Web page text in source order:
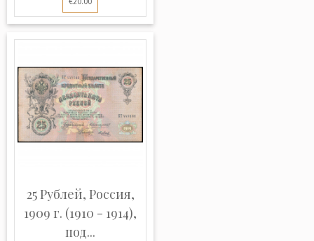
25 Рублей, Россия,
1909 г. (1910 - 1914),
под...